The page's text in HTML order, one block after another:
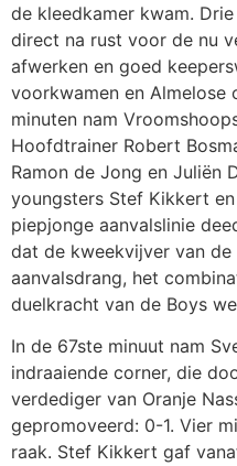
de kleedkamer kwam.
direct na rust voor de nu
afwerken en goed
voorkwamen en Almelose
minuten nam
Hoofdtrainer Robert
Ramon de Jong en Juliën
youngsters Stef Kikkert en
piepjonge aanvalslinie
dat de kweekvijver van
aanvalsdrang, het
duelkracht van de Boys
In de 67ste minuut nam
indraaiende corner, die
verdediger van Oranje
gepromoveerd: 0-1. Vier
raak. Stef Kikkert gaf